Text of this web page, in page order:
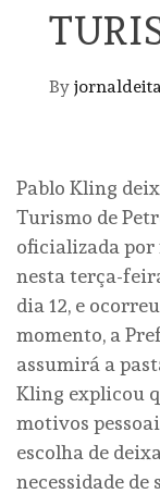
By
Pablo Kling
Turismo de
oficializada
nesta terça-
dia 12, e
momento, a
assumirá a
Kling explicou
motivos
escolha de
necessidade